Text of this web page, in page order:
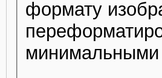
формату
минимальными